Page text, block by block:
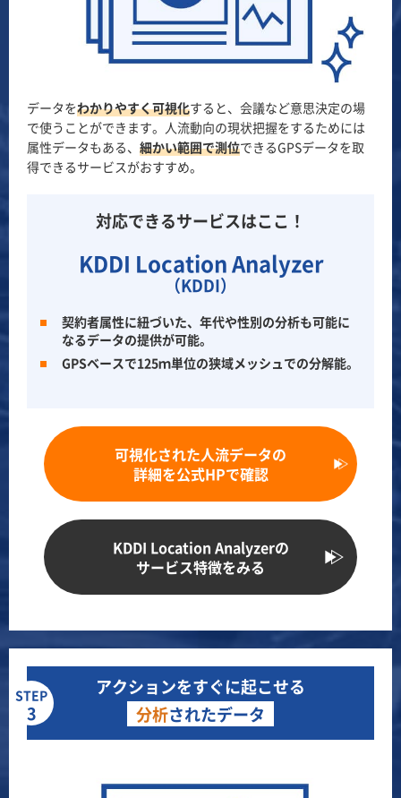
データをわかりやすく可視化すると、会議など意思決定の場
で使うことができます。人流動向の現状把握をするためには
属性データもある、 細かい範囲で測位できるGPSデータを取
得できるサービスがおすすめ。
対応できるサービスはここ！
KDDI Location Analyzer
（KDDI）
契約者属性に紐づいた、年代や性別の分析も可能に
なるデータの提供が可能。
GPSベースで125ｍ単位の狭域メッシュでの分解能。
可視化された人流データの
詳細を公式HPで確認
KDDI Location Analyzerの
サービス特徴をみる
STEP
3
アクションをすぐに起こせる
分析されたデータ